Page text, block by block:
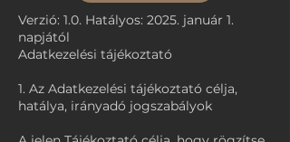
Verzió: 1.0. Hatályos: 2025. január 1.
napjától
Adatkezelési tájékoztató
1. Az Adatkezelési tájékoztató célja,
hatálya, irányadó jogszabályok